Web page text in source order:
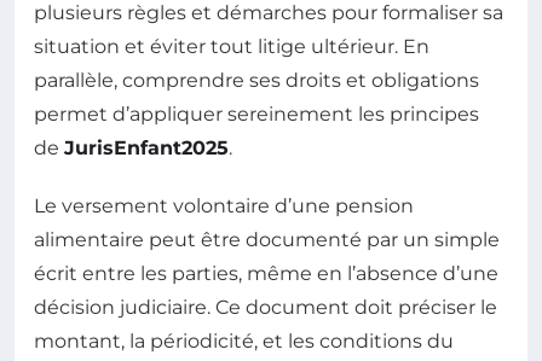
plusieurs règles et démarches pour formaliser sa
situation et éviter tout litige ultérieur. En
parallèle, comprendre ses droits et obligations
permet d’appliquer sereinement les principes
de JurisEnfant2025.
Le versement volontaire d’une pension
alimentaire peut être documenté par un simple
écrit entre les parties, même en l’absence d’une
décision judiciaire. Ce document doit préciser le
montant, la périodicité, et les conditions du